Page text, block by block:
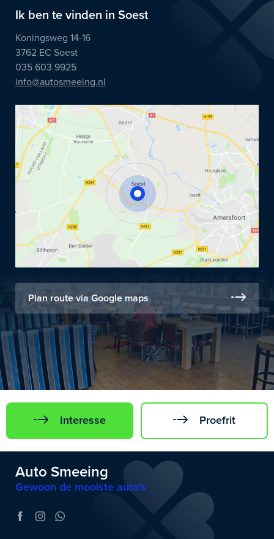
Ik ben te vinden in Soest
Koningsweg 14-16
3762 EC Soest
035 603 9925
info@autosmeeing.nl
Plan route via Google maps
Interesse Proefrit
Auto Smeeing
Gewoon de mooiste auto’s